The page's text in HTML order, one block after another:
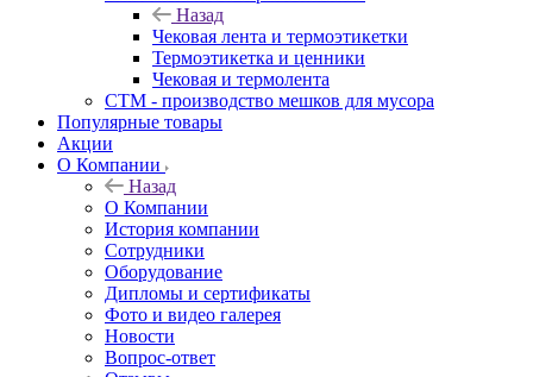
Назад
Чековая лента и термоэтикетки
Термоэтикетка и ценники
Чековая и термолента
СТМ - производство мешков для мусора
Популярные товары
Акции
О Компании
Назад
О Компании
История компании
Сотрудники
Оборудование
Дипломы и сертификаты
Фото и видео галерея
Новости
Вопрос-ответ